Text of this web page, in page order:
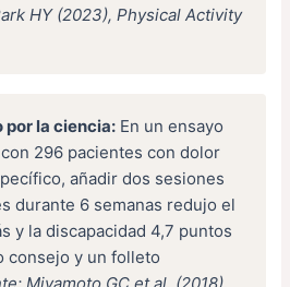
HY (2023), Physical Activity
por la ciencia:En un ensayo
296 pacientes con dolor
añadir dos sesiones
durante 6 semanas redujo el
y la discapacidad 4,7 puntos
consejo y un folleto